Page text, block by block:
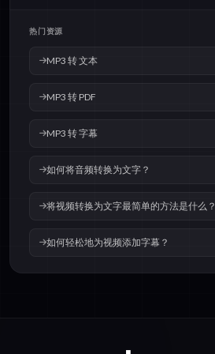
热门资源
MP3 转 文本
MP3 转 PDF
MP3 转 字幕
如何将音频转换为文字？
将视频转换为文字最简单的方法是什么？
如何轻松地为视频添加字幕？